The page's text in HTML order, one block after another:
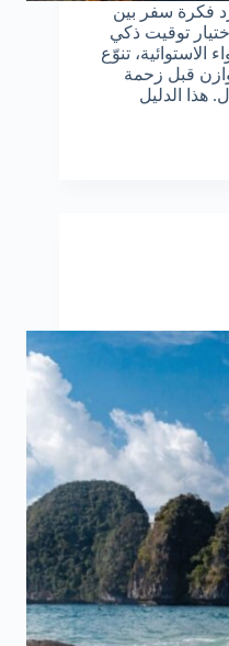
فكرة سفر بين
توقيت ذكي
الاستوائية، تنوّع
قبل زحمة
هذا الدليل